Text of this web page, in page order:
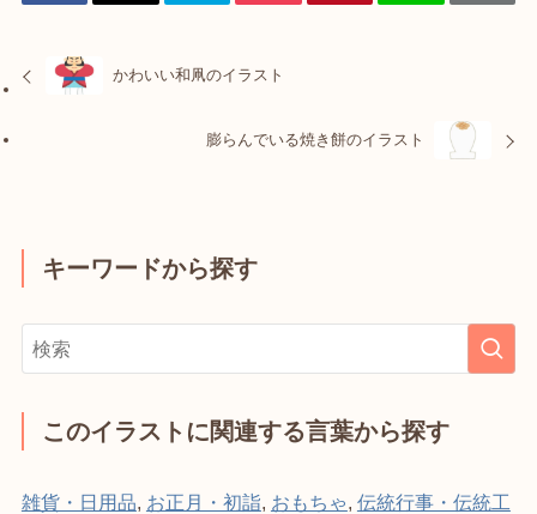
かわいい和凧のイラスト
膨らんでいる焼き餅のイラスト
キーワードから探す
このイラストに関連する言葉から探す
雑貨・日用品 お正月・初詣 おもちゃ 伝統行事・伝統工